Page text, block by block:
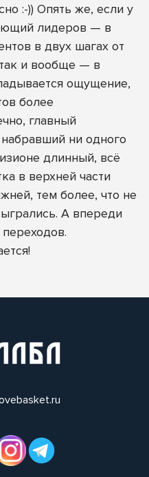
:-)) Опять же, если у
лидеров — в
в двух шагах от
и вообще — в
ощущение,
более
главный
ни одного
длинный, всё
в верхней части
тем более, что не
А впереди